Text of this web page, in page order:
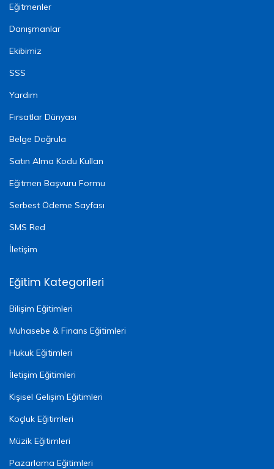
Eğitmenler
Danışmanlar
Ekibimiz
SSS
Yardım
Fırsatlar Dünyası
Belge Doğrula
Satın Alma Kodu Kullan
Eğitmen Başvuru Formu
Serbest Ödeme Sayfası
SMS Red
İletişim
Eğitim Kategorileri
Bilişim Eğitimleri
Muhasebe & Finans Eğitimleri
Hukuk Eğitimleri
İletişim Eğitimleri
Kişisel Gelişim Eğitimleri
Koçluk Eğitimleri
Müzik Eğitimleri
Pazarlama Eğitimleri